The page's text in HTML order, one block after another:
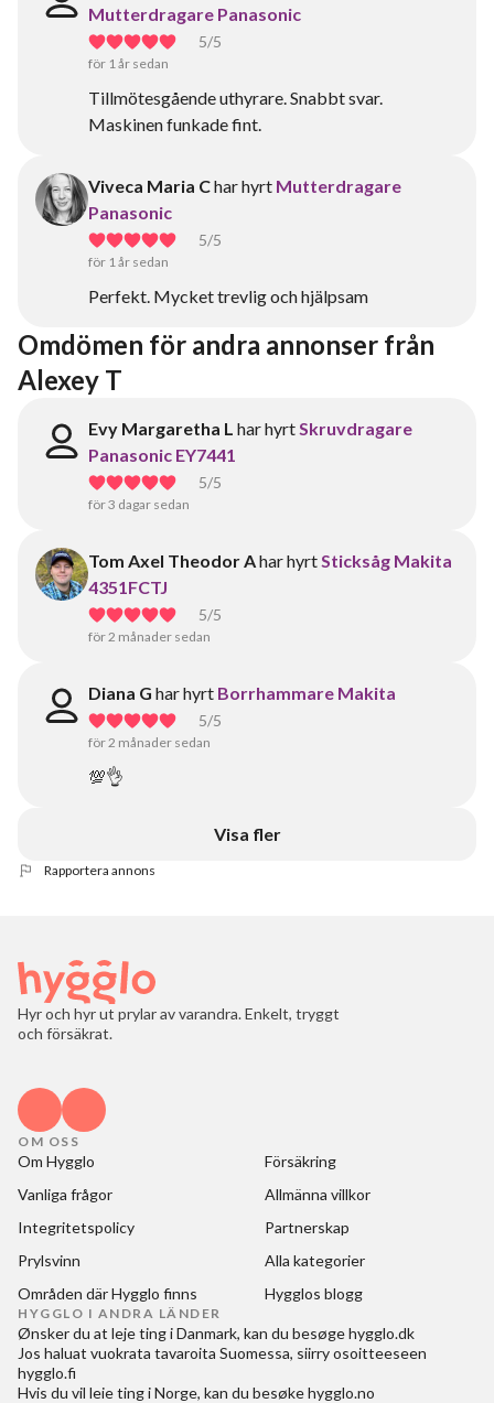
Mutterdragare Panasonic
5/5
för 1 år sedan
Tillmötesgående uthyrare. Snabbt svar.
Maskinen funkade fint.
Viveca Maria Char hyrt Mutterdragare
Panasonic
5/5
för 1 år sedan
Perfekt. Mycket trevlig och hjälpsam
Omdömen för andra annonser från
Alexey T
Evy Margaretha L har hyrtSkruvdragare
Panasonic EY7441
5/5
för 3 dagar sedan
Tom Axel Theodor Ahar hyrtSticksåg Makita
4351FCTJ
5/5
för 2 månader sedan
Diana G har hyrt Borrhammare Makita
5/5
för 2 månader sedan
💯👌
Visa fler
Rapportera annons
Hyr och hyr ut prylar av varandra. Enkelt, tryggt
och försäkrat.
OM OSS
Om Hygglo
Försäkring
Vanliga frågor
Allmänna villkor
Integritetspolicy
Partnerskap
Prylsvinn
Alla kategorier
Områden där Hygglo finns
Hygglos blogg
HYGGLO I ANDRA LÄNDER
Ønsker du at leje ting i Danmark, kan du besøgehygglo.dk
Jos haluat vuokrata tavaroita Suomessa, siirry osoitteeseen
hygglo.fi
Hvis du vil leie ting i Norge, kan du besøkehygglo.no